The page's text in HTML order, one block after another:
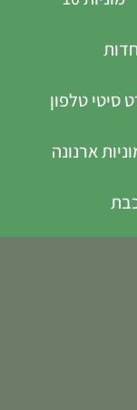
סיטי טלפון
ארנונה